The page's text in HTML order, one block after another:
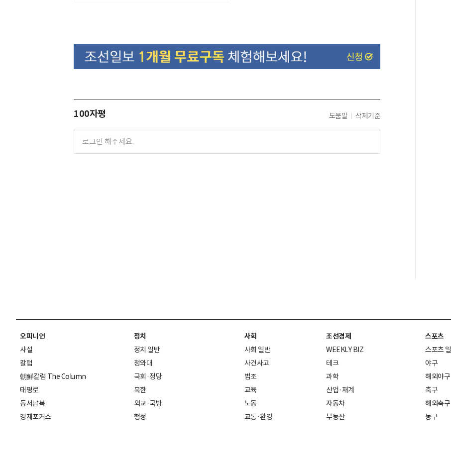
100자평 도움말 삭제기준
오피니언
사설
칼럼
朝鮮칼럼 The Column
태평로
동서남북
경제포커스
정치
정치 일반
청와대
국회·정당
북한
외교·국방
행정
사회
사회 일반
사건사고
법조
교육
노동
교통·환경
조선경제
WEEKLY BIZ
테크
과학
산업·재계
자동차
부동산
스포츠
스포츠
야구
해외야구
축구
해외축구
농구